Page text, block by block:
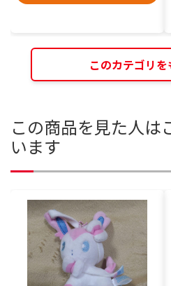
このカテゴリ
この商品を見た人は
います